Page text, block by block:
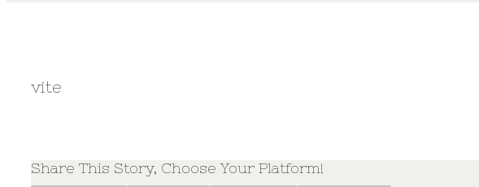
vite
Share This Story, Choose Your Platform!